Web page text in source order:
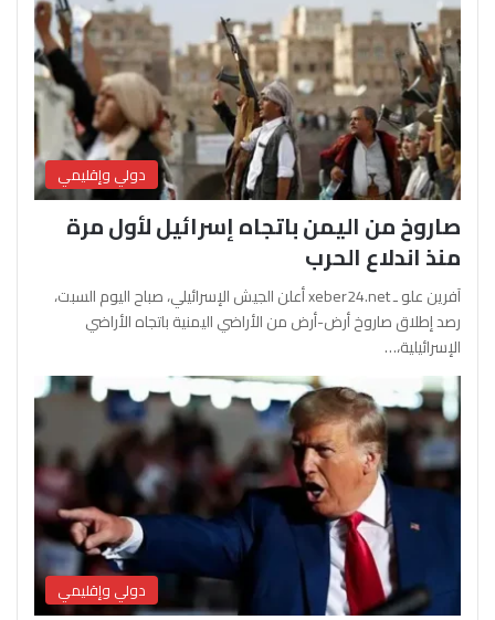
دولي وإقليمي
صاروخ من اليمن باتجاه إسرائيل لأول مرة
منذ اندلاع الحرب
آفرين علو ـ xeber24.net أعلن الجيش الإسرائيلي، صباح اليوم السبت،
رصد إطلاق صاروخ أرض-أرض من الأراضي اليمنية باتجاه الأراضي
الإسرائيلية،…
دولي وإقليمي